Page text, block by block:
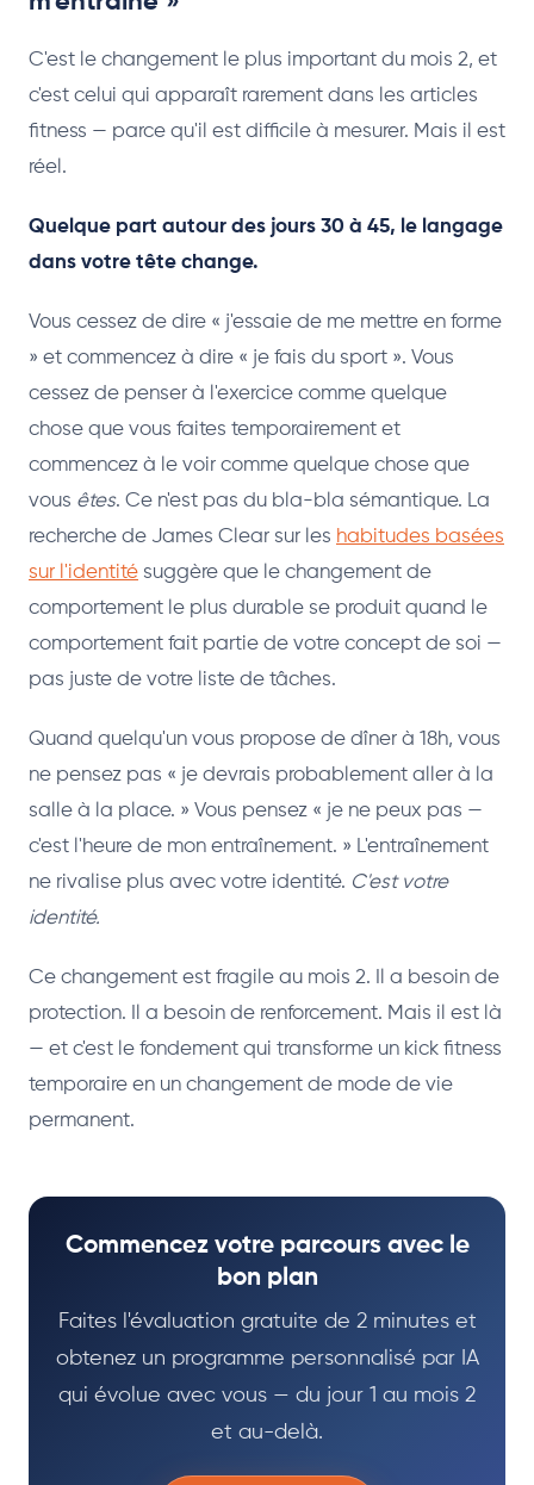
C'est le changement le plus important du mois 2, et
c'est celui qui apparaît rarement dans les articles
fitness — parce qu'il est difficile à mesurer. Mais il est
réel.
Quelque part autour des jours 30 à 45, le langage
dans votre tête change.
Vous cessez de dire « j'essaie de me mettre en forme
» et commencez à dire « je fais du sport ». Vous
cessez de penser à l'exercice comme quelque
chose que vous faites temporairement et
commencez à le voir comme quelque chose que
vous êtes. Ce n'est pas du bla-bla sémantique. La
recherche de James Clear sur les habitudes basées
sur l'identité suggère que le changement de
comportement le plus durable se produit quand le
comportement fait partie de votre concept de soi —
pas juste de votre liste de tâches.
Quand quelqu'un vous propose de dîner à 18h, vous
ne pensez pas « je devrais probablement aller à la
salle à la place. » Vous pensez « je ne peux pas —
c'est l'heure de mon entraînement. » L'entraînement
ne rivalise plus avec votre identité. C'est votre
identité.
Ce changement est fragile au mois 2. Il a besoin de
protection. Il a besoin de renforcement. Mais il est là
— et c'est le fondement qui transforme un kick fitness
temporaire en un changement de mode de vie
permanent.
Commencez votre parcours avec le
bon plan
Faites l'évaluation gratuite de 2 minutes et
obtenez un programme personnalisé par IA
qui évolue avec vous — du jour 1 au mois 2
et au-delà.